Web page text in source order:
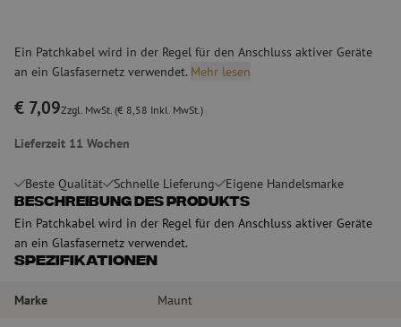
Ein Patchkabel wird in der Regel für den Anschluss aktiver Geräte
an ein Glasfasernetz verwendet. Mehr lesen
€ 7,09Zzgl. MwSt. (€ 8,58 Inkl. MwSt.)
Lieferzeit 11 Wochen
Beste Qualität Schnelle Lieferung Eigene Handelsmarke
Beschreibung des Produkts
Ein Patchkabel wird in der Regel für den Anschluss aktiver Geräte
an ein Glasfasernetz verwendet.
Spezifikationen
Marke Maunt